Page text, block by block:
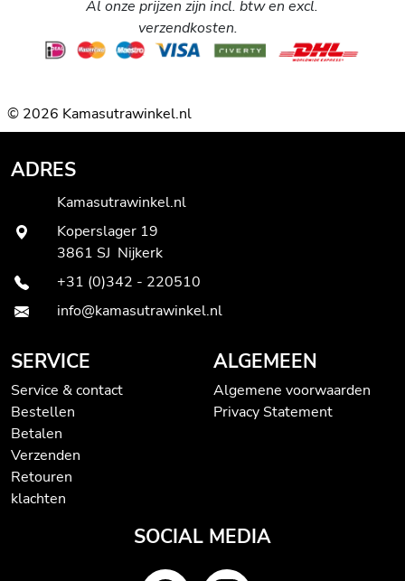
Al onze prijzen zijn incl. btw en excl.
verzendkosten.
© 2026 Kamasutrawinkel.nl
ADRES
Kamasutrawinkel.nl
Koperslager 19
3861 SJ Nijkerk
+31 (0)342 - 220510
info@kamasutrawinkel.nl
SERVICE
Service & contact
Bestellen
Betalen
Verzenden
Retouren
klachten
ALGEMEEN
Algemene voorwaarden
Privacy Statement
SOCIAL MEDIA